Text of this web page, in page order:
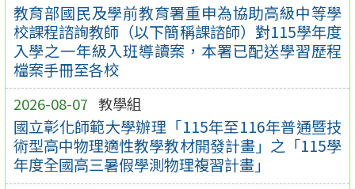
教育部國民及學前教育署重申為協助高級中等學
校課程諮詢教師（以下簡稱課諮師）對115學年度
入學之一年級入班導讀案，本署已配送學習歷程
檔案手冊至各校
2026-08-07 教學組
國立彰化師範大學辦理「115年至116年普通暨技
術型高中物理適性教學教材開發計畫」之「115學
年度全國高三暑假學測物理複習計畫」